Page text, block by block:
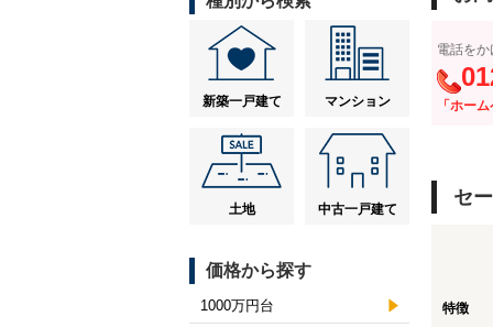
電話を
「ホー
セ
特徴
新築一戸建て マンション
土地 中古一戸建て
価格から探す
1000万円台